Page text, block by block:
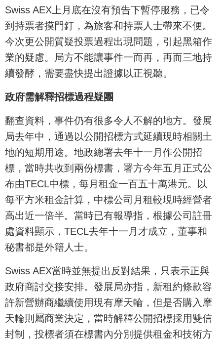
Swiss AEX上月底在沒有預告下暫停服務，已令
到持票者摸門釘，為旅客和持票人士帶來不便。
今次更公開質疑投票過程出現問題，引起黑箱作
業的疑慮。局方不能讓事件一而再，再而三地持
續發酵，需要盡快提出證據以正視聽。
政府需解釋招標過程疑團
翻查資料，事件仍有很多令人不解的地方。發展
局去年中，通過以公開招標方式延續現時相關土
地的短期用途。地政總署去年十一月作公開招
標，當時共收到兩份標書，署方今年五月正式公
布由TECL中標，每月租金一百五十萬港元。以
每平方米租金計算，中標公司月租較現時經營者
高出近一倍半。當時已有報導指，根據公司註冊
處資料顯示，TECL去年十一月才成立，董事和
秘書都是外籍人士。
Swiss AEX當時並無提出反對結果，只表示正與
政府商討交接安排。發展局亦指，新租約條款容
許新營辦商繼續使用現有摩天輪，但是否購入摩
天輪則屬商業決定，當時解釋公開招標採用雙信
封制，投標者須在標書內分別提供租金和技術方